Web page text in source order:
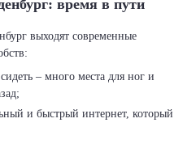
время в пути
выходят современные
– много места для ног и
и быстрый интернет, который